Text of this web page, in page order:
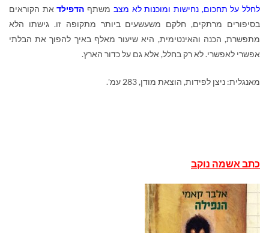
לחלל על תחכום, נחישות ומוכנות לא מצב משתף הדפילד את הקוראים
בסיפורים מרתקים, חלקם משעשעים ביותר מתקופה זו. גישתו הלא
מתפשרת, הכנה והאינטימית, היא שיעור מאלף באיך להפוך את הבלתי
אפשרי לאפשרי. לא רק בחלל, אלא גם על כדור הארץ.
מאנגלית: ניצן לפידות, הוצאת מודן, 283 עמ'.
כתב אשמה נוקב